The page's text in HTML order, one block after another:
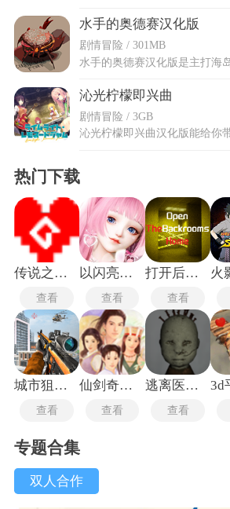
水手的奥德赛汉化版
剧情冒险 / 301MB
沁光柠檬即兴曲
剧情冒险 / 3GB
热门下载
传说之下沃玛战
查看
以闪亮之名新马服
查看
打开后室归宿
查看
城市狙击行动
查看
仙剑奇侠传1重制版
查看
逃离医院联机版
查看
专题合集
双人合作